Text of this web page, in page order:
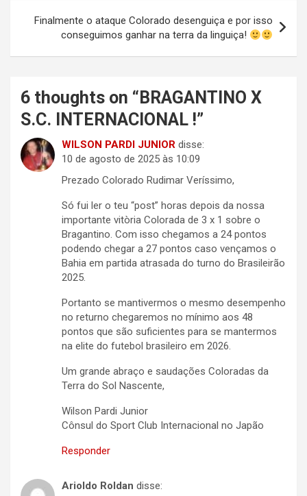
PostFinalmente o ataque Colorado desenguiça e por isso
conseguimos ganhar na terra da linguiça!
6 thoughts on “ BRAGANTINO X
S.C. INTERNACIONAL !”
WILSON PARDI JUNIOR disse:
10 de agosto de 2025 às 10:09
Prezado Colorado Rudimar Veríssimo,
Só fui ler o teu “post” horas depois da nossa
importante vitòria Colorada de 3 x 1 sobre o
Bragantino. Com isso chegamos a 24 pontos
podendo chegar a 27 pontos caso vençamos o
Bahia em partida atrasada do turno do Brasileirão
2025.
Portanto se mantivermos o mesmo desempenho
no returno chegaremos no mínimo aos 48
pontos que são suficientes para se mantermos
na elite do futebol brasileiro em 2026.
Um grande abraço e saudações Coloradas da
Terra do Sol Nascente,
Wilson Pardi Junior
Cônsul do Sport Club Internacional no Japão
Responder
Arioldo Roldan disse: